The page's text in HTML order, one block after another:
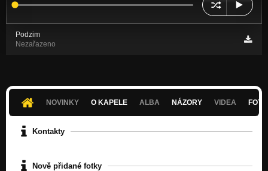
Podzim
Nezařazeno
NOVINKY O KAPELE ALBA NÁZORY VIDEA
Kontakty
Nově přidané fotky